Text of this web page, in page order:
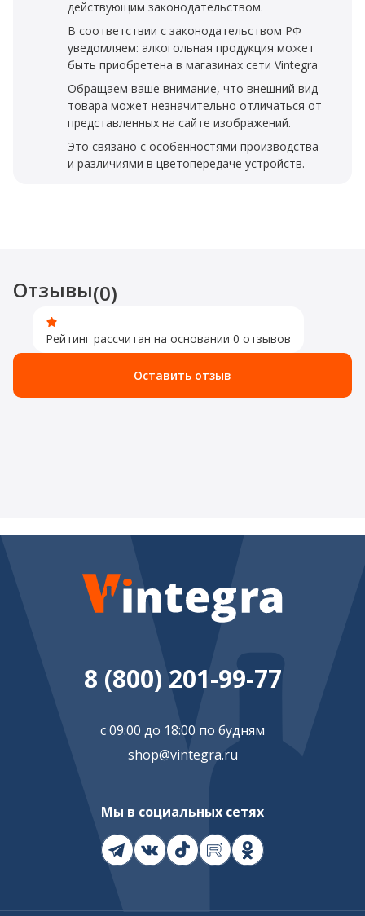
действующим законодательством.
В соответствии с законодательством РФ
уведомляем: алкогольная продукция может
быть приобретена в магазинах сети Vintegra
Обращаем ваше внимание, что внешний вид
товара может незначительно отличаться от
представленных на сайте изображений.
Это связано с особенностями производства
и различиями в цветопередаче устройств.
Отзывы(0)
Рейтинг рассчитан на основании 0 отзывов
Оставить отзыв
8 (800) 201-99-77
с 09:00 до 18:00 по будням
shop@vintegra.ru
Мы в социальных сетях